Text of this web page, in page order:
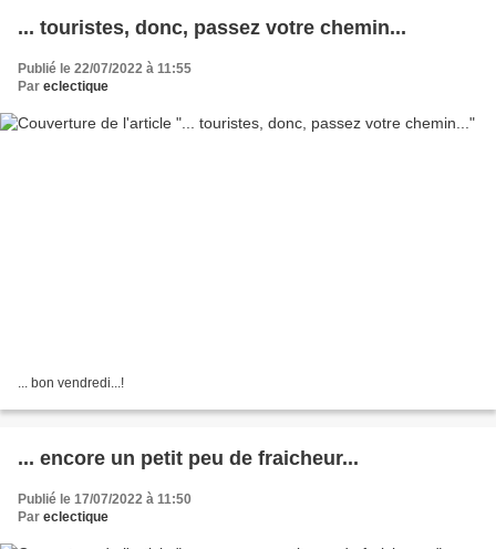
... touristes, donc, passez votre chemin...
Publié le 22/07/2022 à 11:55
Par eclectique
... bon vendredi...!
... encore un petit peu de fraicheur...
Publié le 17/07/2022 à 11:50
Par eclectique